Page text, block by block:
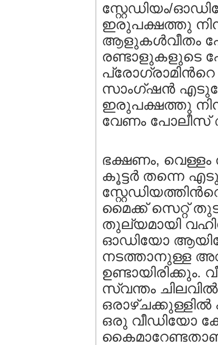
സ്റ്റേഡിയം/
ഇരുപക്ഷത്തു
ആളുകള്‍വീതം
രണ്ടാളുകളുടെ
സാംഗ്ഷന്‍
ഇരുപക്ഷത്തു
വേണം പോലീസ്‌
ഭക്ഷണം,
കൂട്ടര്‍ തന്നെ
മൈക്ക്‌ സെറ്റ്
തുല്യമായി
ഓഡിയോ
നടത്താനുള്ള
സ്വന്തം
ഒരു വീഡിയോ